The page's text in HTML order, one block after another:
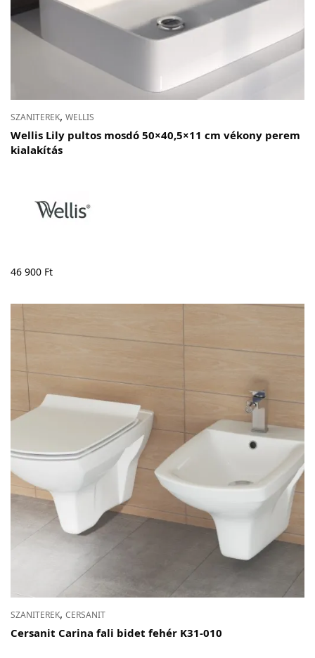
SZANITEREK, WELLIS
Wellis Lily pultos mosdó 50×40,5×11 cm vékony perem
kialakítás
46 900 Ft
SZANITEREK, CERSANIT
Cersanit Carina fali bidet fehér K31-010